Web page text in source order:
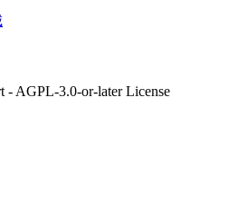
- AGPL-3.0-or-later License